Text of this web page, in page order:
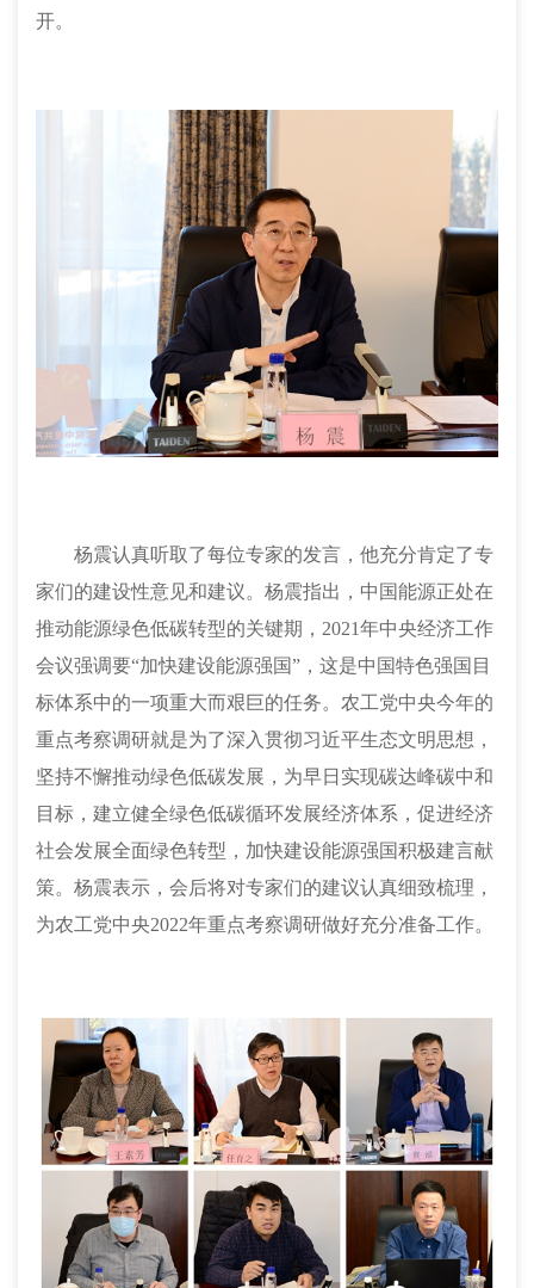
开。
杨震认真听取了每位专家的发言，他充分肯定了专
家们的建设性意见和建议。杨震指出，中国能源正处在
推动能源绿色低碳转型的关键期， 2021年中央经济工作
会议强调要“加快建设能源强国”， 这是中国特色强国目
标体系中的一项重大而艰巨的任务。农工党中央今年的
重点考察调研就是为了深入贯彻习近平生态文明思想，
坚持不懈推动绿色低碳发展，为早日实现碳达峰碳中和
目标， 建立健全绿色低碳循环发展经济体系，促进经济
社会发展全面绿色转型， 加快建设能源强国积极建言献
策。杨震表示，会后将对专家们的建议认真细致梳理，
为农工党中央2022年重点考察调研做好充分准备工作。